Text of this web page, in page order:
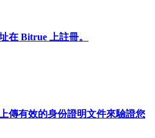
在 Bitrue 上註冊。
傳有效的身份證明文件來驗證您